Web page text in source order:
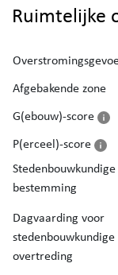
Ruimtelijke
Afgebakende zone
G(ebouw)-score
P(erceel)-score
Stedenbouwkundige
bestemming
Dagvaarding voor
stedenbouwkundige
overtreding